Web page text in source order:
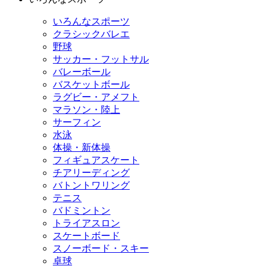
いろんなスポーツ
クラシックバレエ
野球
サッカー・フットサル
バレーボール
バスケットボール
ラグビー・アメフト
マラソン・陸上
サーフィン
水泳
体操・新体操
フィギュアスケート
チアリーディング
バトントワリング
テニス
バドミントン
トライアスロン
スケートボード
スノーボード・スキー
卓球